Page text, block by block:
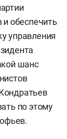
и обеспечить
управления
шанс
по этому